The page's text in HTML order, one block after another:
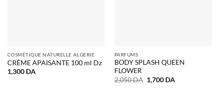
COSMÉTIQUE NATURELLE ALGERIE
CRÈME APAISANTE 100 ml Dz
1,300 DA
PARFUMS
BODY SPLASH QUEEN
FLOWER
2,050DA Le
prix
1,700 DALe